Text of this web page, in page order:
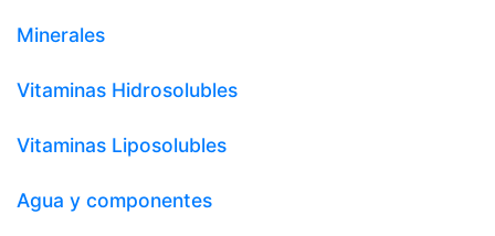
Minerales
Vitaminas Hidrosolubles
Vitaminas Liposolubles
Agua y componentes